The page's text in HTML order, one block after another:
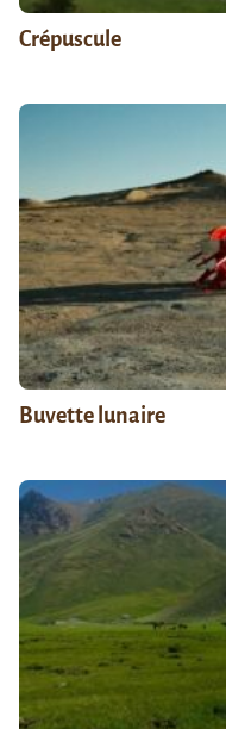
Crépuscule
Buvette lunaire